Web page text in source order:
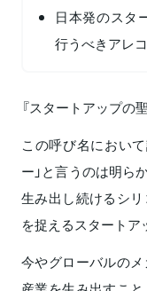
日本発のスタ
行うべきアレ
『スタートアップの
この呼び名におい
ー」と言うのは明ら
生み出し続けるシ
を捉えるスタートア
今やグローバルの